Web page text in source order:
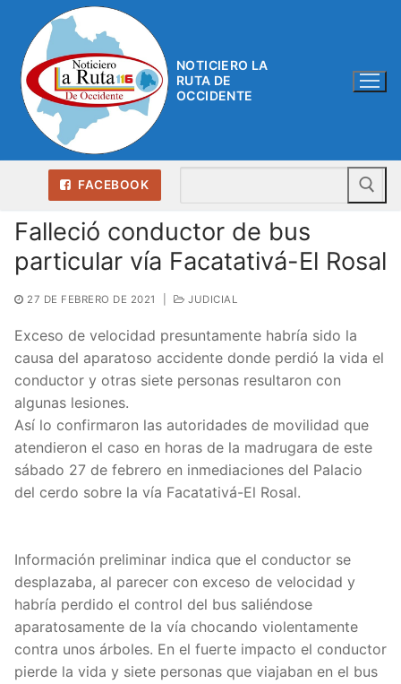
contenido
NOTICIERO LA
RUTA DE
OCCIDENTE
FACEBOOK
Falleció conductor de bus
particular vía Facatativá-El Rosal
27 DE FEBRERO DE 2021 JUDICIAL
Exceso de velocidad presuntamente habría sido la
causa del aparatoso accidente donde perdió la vida el
conductor y otras siete personas resultaron con
algunas lesiones.
Así lo confirmaron las autoridades de movilidad que
atendieron el caso en horas de la madrugara de este
sábado 27 de febrero en inmediaciones del Palacio
del cerdo sobre la vía Facatativá-El Rosal.
Información preliminar indica que el conductor se
desplazaba, al parecer con exceso de velocidad y
habría perdido el control del bus saliéndose
aparatosamente de la vía chocando violentamente
contra unos árboles. En el fuerte impacto el conductor
pierde la vida y siete personas que viajaban en el bus